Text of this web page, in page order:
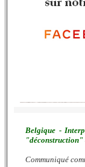
Belgique -
"déconstruction"
Communiqué